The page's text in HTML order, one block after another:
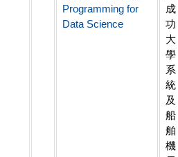
Programming for
Data Science
成
功
大
學
系
統
及
船
舶
機